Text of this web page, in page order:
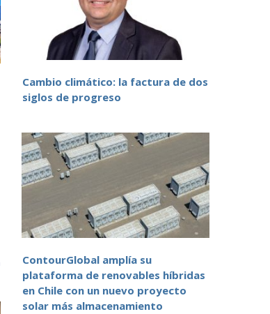
Cambio climático: la factura de dos
siglos de progreso
ContourGlobal amplía su
plataforma de renovables híbridas
en Chile con un nuevo proyecto
solar más almacenamiento